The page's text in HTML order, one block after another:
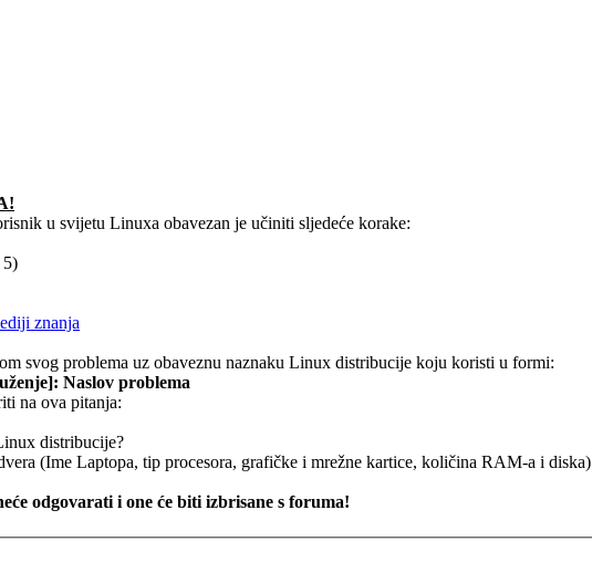
u svijetu Linuxa obavezan je učiniti sljedeće korake:
znanja
svog problema uz obaveznu naznaku Linux distribucije koju koristi u formi:
Naslov problema
na ova pitanja:
distribucije?
(Ime Laptopa, tip procesora, grafičke i mrežne kartice, količina RAM-a i diska)
odgovarati i one će biti izbrisane s foruma!